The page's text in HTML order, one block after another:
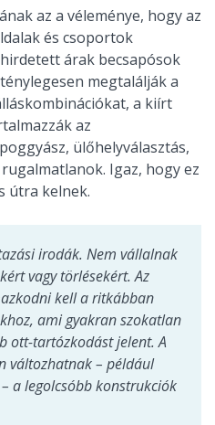
az a véleménye, hogy az
és csoportok
árak becsapósok
megtalálják a
a kiírt
az
ülőhelyválasztás,
Igaz, hogy ez
útra kelnek.
irodák. Nem vállalnak
vagy törlésekért. Az
kell a ritkábban
ami gyakran szokatlan
ott-tartózkodást jelent. A
változhatnak – például
a legolcsóbb konstrukciók